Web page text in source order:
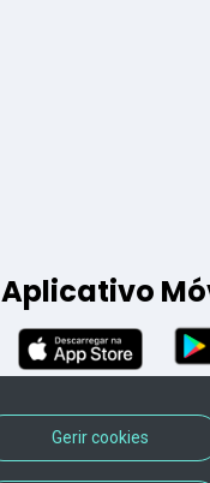
Aplicativo
Gerir cookies